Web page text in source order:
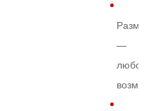
Размер
—
любой